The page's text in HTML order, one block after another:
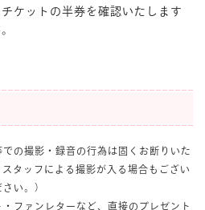
ケットの半券を確認いたします
の撮影・録音の行為は固くお断りいた
タッフによる撮影が入る場合もござい
い。）
ファンレターなど、直接のプレゼント